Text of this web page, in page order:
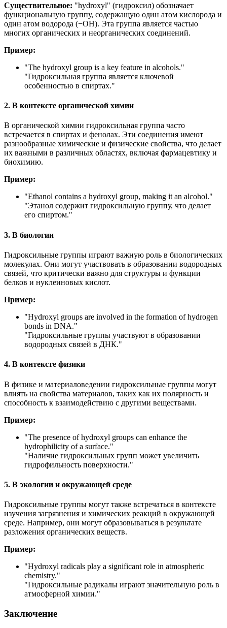
Существительное: "hydroxyl" (гидроксил) обозначает
функциональную группу, содержащую один атом кислорода и
один атом водорода (−OH). Эта группа является частью
многих органических и неорганических соединений.
Пример:
"The hydroxyl group is a key feature in alcohols."
"Гидроксильная группа является ключевой
особенностью в спиртах."
2. В контексте органической химии
В органической химии гидроксильная группа часто
встречается в спиртах и фенолах. Эти соединения имеют
разнообразные химические и физические свойства, что делает
их важными в различных областях, включая фармацевтику и
биохимию.
Пример:
"Ethanol contains a hydroxyl group, making it an alcohol."
"Этанол содержит гидроксильную группу, что делает
его спиртом."
3. В биологии
Гидроксильные группы играют важную роль в биологических
молекулах. Они могут участвовать в образовании водородных
связей, что критически важно для структуры и функции
белков и нуклеиновых кислот.
Пример:
"Hydroxyl groups are involved in the formation of hydrogen
bonds in DNA."
"Гидроксильные группы участвуют в образовании
водородных связей в ДНК."
4. В контексте физики
В физике и материаловедении гидроксильные группы могут
влиять на свойства материалов, таких как их полярность и
способность к взаимодействию с другими веществами.
Пример:
"The presence of hydroxyl groups can enhance the
hydrophilicity of a surface."
"Наличие гидроксильных групп может увеличить
гидрофильность поверхности."
5. В экологии и окружающей среде
Гидроксильные группы могут также встречаться в контексте
изучения загрязнения и химических реакций в окружающей
среде. Например, они могут образовываться в результате
разложения органических веществ.
Пример:
"Hydroxyl radicals play a significant role in atmospheric
chemistry."
"Гидроксильные радикалы играют значительную роль в
атмосферной химии."
Заключение